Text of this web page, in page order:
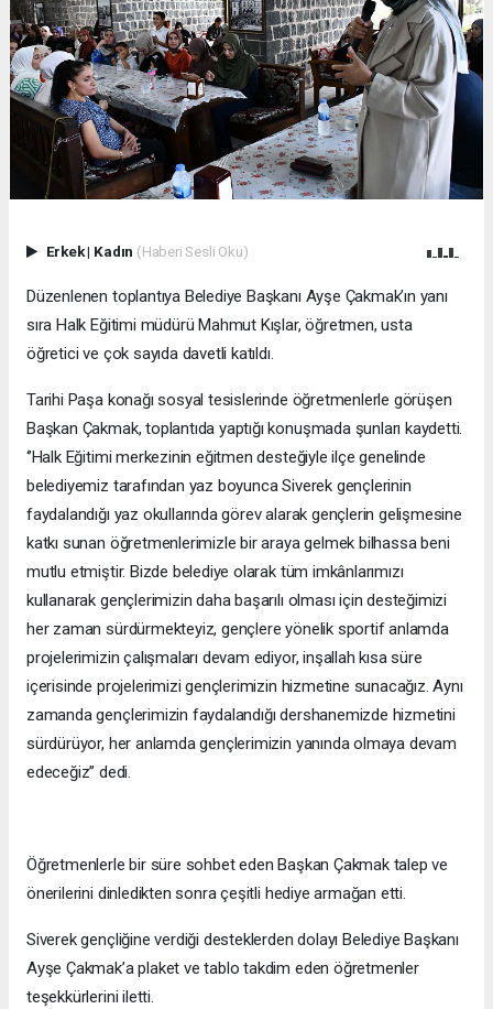
Erkek| Kadın (Haberi Sesli Oku)
Düzenlenen toplantıya Belediye Başkanı Ayşe Çakmak’ın yanı
sıra Halk Eğitimi müdürü Mahmut Kışlar, öğretmen, usta
öğretici ve çok sayıda davetli katıldı.
Tarihi Paşa konağı sosyal tesislerinde öğretmenlerle görüşen
Başkan Çakmak, toplantıda yaptığı konuşmada şunları kaydetti.
‘’Halk Eğitimi merkezinin eğitmen desteğiyle ilçe genelinde
belediyemiz tarafından yaz boyunca Siverek gençlerinin
faydalandığı yaz okullarında görev alarak gençlerin gelişmesine
katkı sunan öğretmenlerimizle bir araya gelmek bilhassa beni
mutlu etmiştir. Bizde belediye olarak tüm imkânlarımızı
kullanarak gençlerimizin daha başarılı olması için desteğimizi
her zaman sürdürmekteyiz, gençlere yönelik sportif anlamda
projelerimizin çalışmaları devam ediyor, inşallah kısa süre
içerisinde projelerimizi gençlerimizin hizmetine sunacağız. Aynı
zamanda gençlerimizin faydalandığı dershanemizde hizmetini
sürdürüyor, her anlamda gençlerimizin yanında olmaya devam
edeceğiz’’ dedi.
Öğretmenlerle bir süre sohbet eden Başkan Çakmak talep ve
önerilerini dinledikten sonra çeşitli hediye armağan etti.
Siverek gençliğine verdiği desteklerden dolayı Belediye Başkanı
Ayşe Çakmak’a plaket ve tablo takdim eden öğretmenler
teşekkürlerini iletti.